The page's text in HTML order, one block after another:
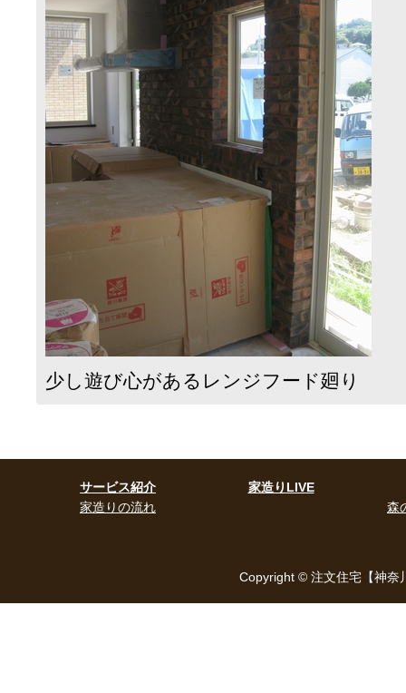
少し遊び心があるレンジフード廻り
サービス紹介
家造りの流れ
家造りLIVE
森
Copyright © 注文住宅【神奈